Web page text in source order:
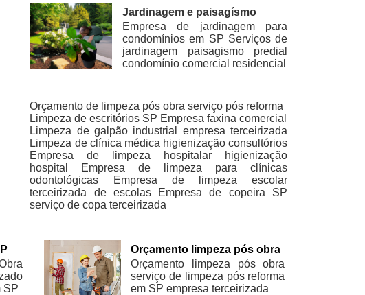
Jardinagem e paisagísmo
Empresa de jardinagem para
condomínios em SP Serviços de
jardinagem paisagismo predial
condomínio comercial residencial
Orçamento de limpeza pós obra serviço pós reforma
Limpeza de escritórios SP Empresa faxina comercial
Limpeza de galpão industrial empresa terceirizada
Limpeza de clínica médica higienização consultórios
Empresa de limpeza hospitalar higienização
hospital
Empresa de limpeza para clínicas
odontológicas
Empresa de limpeza escolar
terceirizada de escolas
Empresa de copeira SP
serviço de copa terceirizada
SP
Orçamento limpeza pós obra
Orçamento limpeza pós obra
serviço de limpeza pós reforma
em SP empresa terceirizada